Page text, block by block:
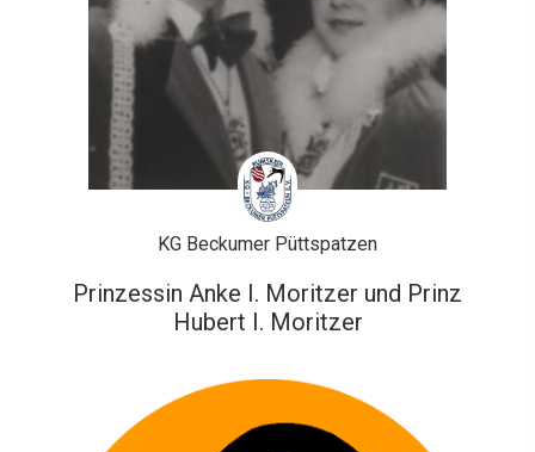
KG Beckumer Püttspatzen
Prinzessin Anke I. Moritzer und Prinz
Hubert I. Moritzer